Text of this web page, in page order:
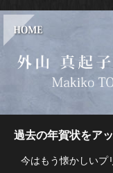
過去の年賀状をア
今はもう懐かしいプ